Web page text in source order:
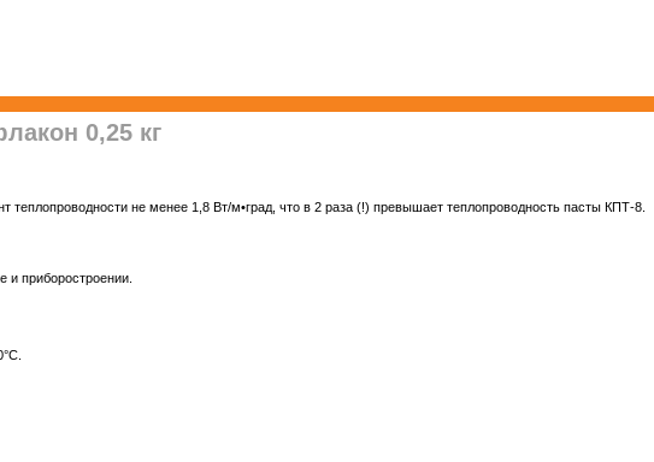
0,25 кг
не менее 1,8 Вт/м•град, что в 2 раза (!) превышает теплопроводность пасты КПТ-8.
и приборостроении.